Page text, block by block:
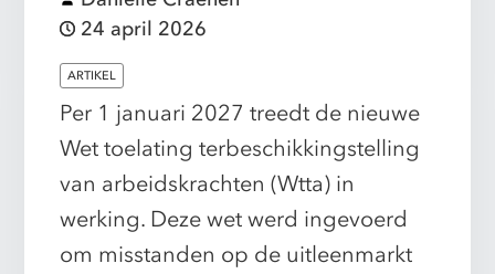
24 april 2026
ARTIKEL
Per 1 januari 2027 treedt de nieuwe
Wet toelating terbeschikkingstelling
van arbeidskrachten (Wtta) in
werking. Deze wet werd ingevoerd
om misstanden op de uitleenmarkt